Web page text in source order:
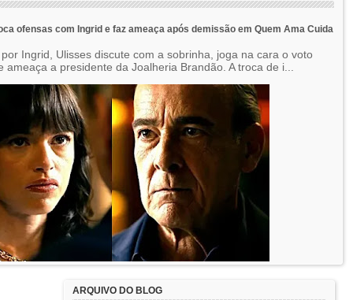
ofensas com Ingrid e faz ameaça após demissão em Quem Ama Cuida
Ingrid, Ulisses discute com a sobrinha, joga na cara o voto
ameaça a presidente da Joalheria Brandão. A troca de i...
ARQUIVO DO BLOG